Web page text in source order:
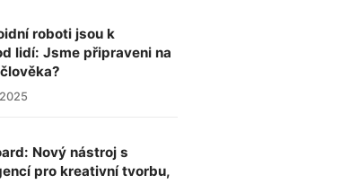
roboti jsou k
lidí: Jsme připraveni na
Nový nástroj s
pro kreativní tvorbu,